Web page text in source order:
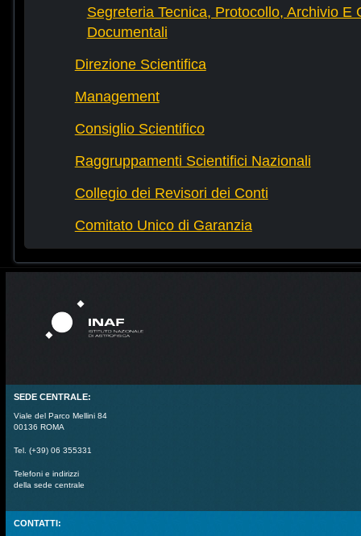
Segreteria Tecnica, Protocollo, Archivio E
Documentali
Direzione Scientifica
Management
Consiglio Scientifico
Raggruppamenti Scientifici Nazionali
Collegio dei Revisori dei Conti
Comitato Unico di Garanzia
SEDE CENTRALE:
Viale del Parco Mellini 84
00136 ROMA
Tel. (+39) 06 355331
Telefoni e indirizzi
della sede centrale
CONTATTI: